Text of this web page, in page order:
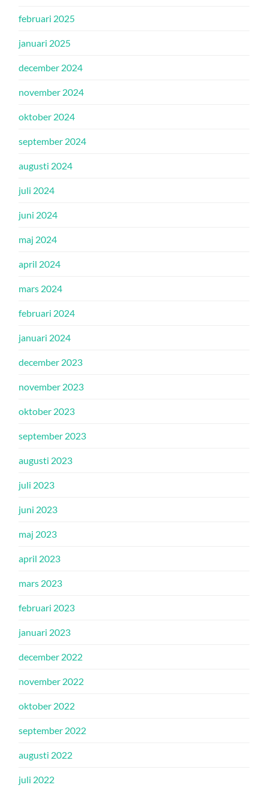
februari 2025
januari 2025
december 2024
november 2024
oktober 2024
september 2024
augusti 2024
juli 2024
juni 2024
maj 2024
april 2024
mars 2024
februari 2024
januari 2024
december 2023
november 2023
oktober 2023
september 2023
augusti 2023
juli 2023
juni 2023
maj 2023
april 2023
mars 2023
februari 2023
januari 2023
december 2022
november 2022
oktober 2022
september 2022
augusti 2022
juli 2022